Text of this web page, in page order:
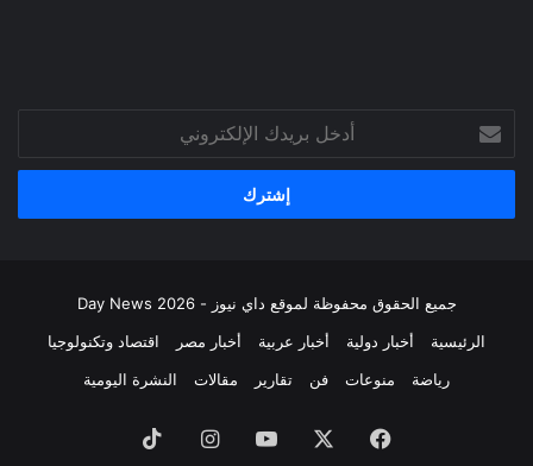
بريدك
الإلكتروني
جميع الحقوق محفوظة لموقع داي نيوز - Day News 2026
الرئيسية
أخبار دولية أخبار عربية أخبار مصر
اقتصاد وتكنولوجيا
رياضة
منوعات فن تقارير مقالات النشرة اليومية
فيسبوك ‫YouTubeانستقرام